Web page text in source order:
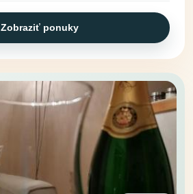
Zobraziť ponuky